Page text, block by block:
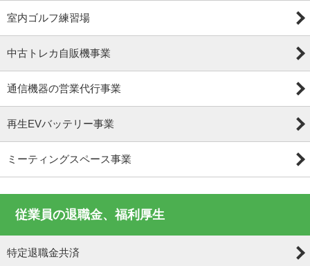
室内ゴルフ練習場
中古トレカ自販機事業
通信機器の営業代行事業
再生EVバッテリー事業
ミーティングスペース事業
従業員の退職金、福利厚生
特定退職金共済